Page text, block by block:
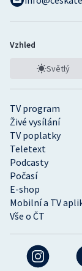
TV program
Živé vysílání
TV poplatky
Teletext
Podcasty
Počasí
E-shop
Mobilní a TV
Vše o ČT
Vzhled
Světlý